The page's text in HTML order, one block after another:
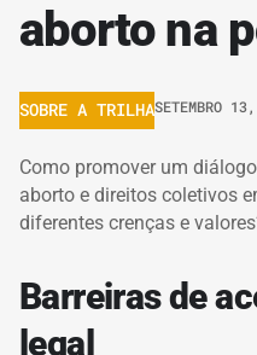
aborto na
SOBRE A TRILHASETEMBRO
Como promover um
aborto e direitos coletivos
diferentes crenças e
Barreiras de
legal